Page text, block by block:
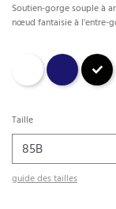
Soutien-gorge souple à
nœud fantaisie à l'entre-
Marine Noir
Taille
guide des tailles